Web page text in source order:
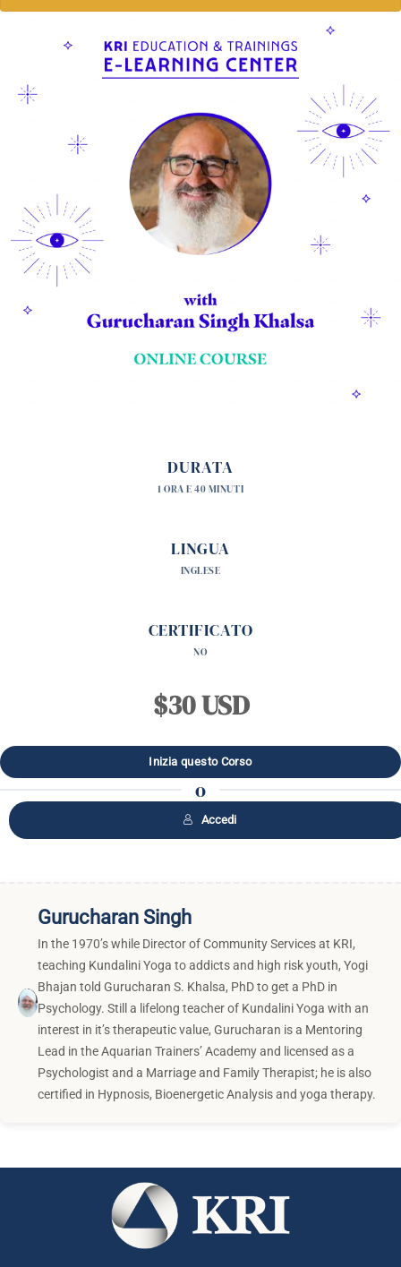
DURATA
1 ORA E 40 MINUTI
LINGUA
INGLESE
CERTIFICATO
NO
$30 USD
o
Accedi
Gurucharan Singh
In the 1970’s while Director of Community Services at KRI,
teaching Kundalini Yoga to addicts and high risk youth, Yogi
Bhajan told Gurucharan S. Khalsa, PhD to get a PhD in
Psychology. Still a lifelong teacher of Kundalini Yoga with an
interest in it’s therapeutic value, Gurucharan is a Mentoring
Lead in the Aquarian Trainers’ Academy and licensed as a
Psychologist and a Marriage and Family Therapist; he is also
certified in Hypnosis, Bioenergetic Analysis and yoga therapy.